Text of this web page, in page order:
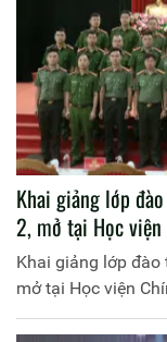
Khai giảng lớp
2, mở tại Học
Khai giảng lớp đào
mở tại Học viện